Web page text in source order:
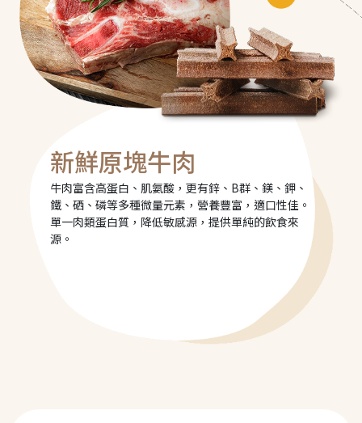
新鮮原塊牛肉
牛肉富含高蛋白、肌氨酸，更有鋅、B群、鎂、鉀、
鐵、硒、磷等多種微量元素，營養豐富，適口性佳。
單一肉類蛋白質，降低敏感源，提供單純的飲食來
源。